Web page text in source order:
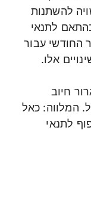
להשתנות
לתנאי
החודשי עבור
אלו.
חיוב
המלווה: כאל
לתנאי